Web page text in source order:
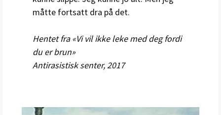
måtte fortsatt dra på det.
Hentet fra «Vi vil ikke leke med deg fordi
du er brun»
Antirasistisk senter, 2017